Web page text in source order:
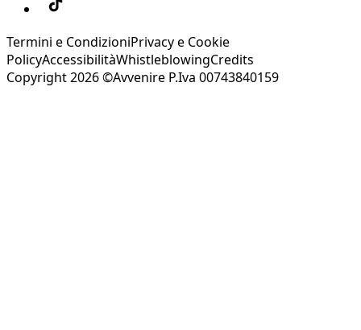
Termini e CondizioniPrivacy e Cookie
PolicyAccessibilitàWhistleblowingCredits
Copyright 2026 ©Avvenire P.Iva 00743840159